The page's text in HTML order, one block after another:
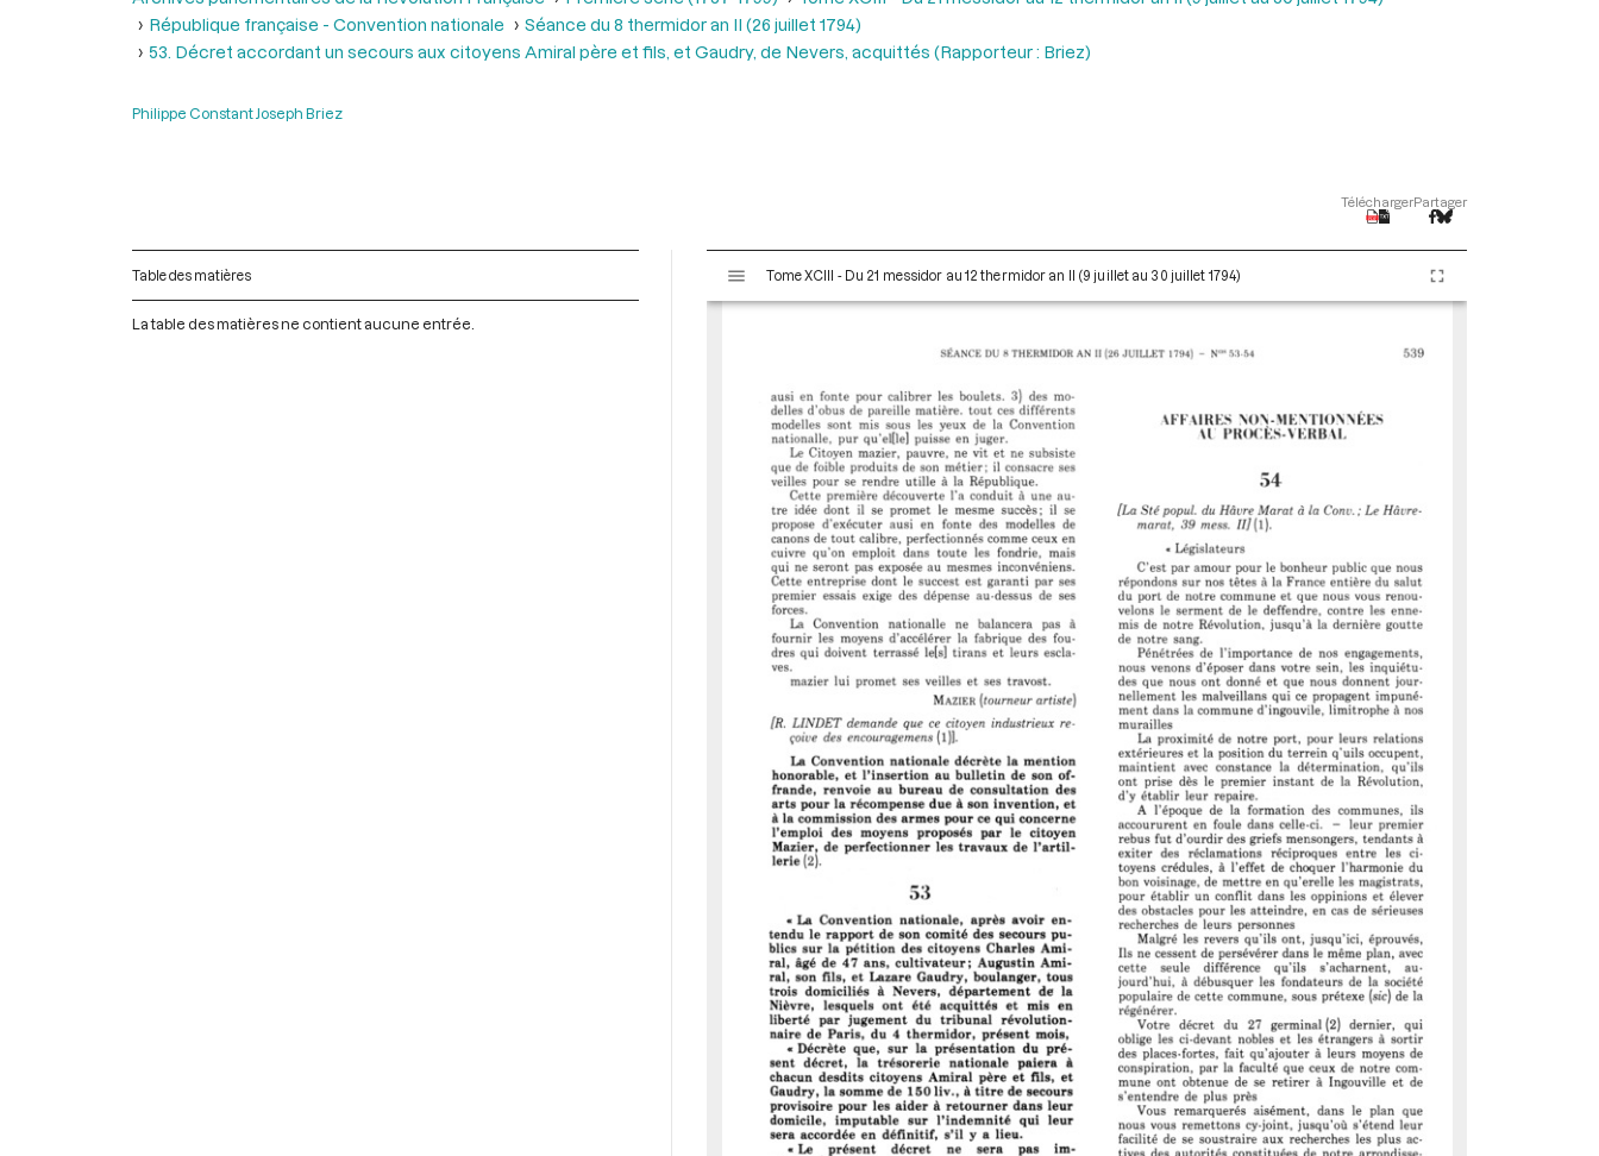
République française - Convention nationale
Séance du 8 thermidor an II (26 juillet 1794)
53. Décret accordant un secours aux citoyens Amiral père et fils, et Gaudry, de Nevers, acquittés (Rapporteur : Briez)
Philippe Constant Joseph Briez
TéléchargerPartager
Table des matières
La table des matières ne contient aucune entrée.
s
Tome XCIII - Du 21 messidor au 12 thermidor an II (9 juillet au 30 juillet 1794)